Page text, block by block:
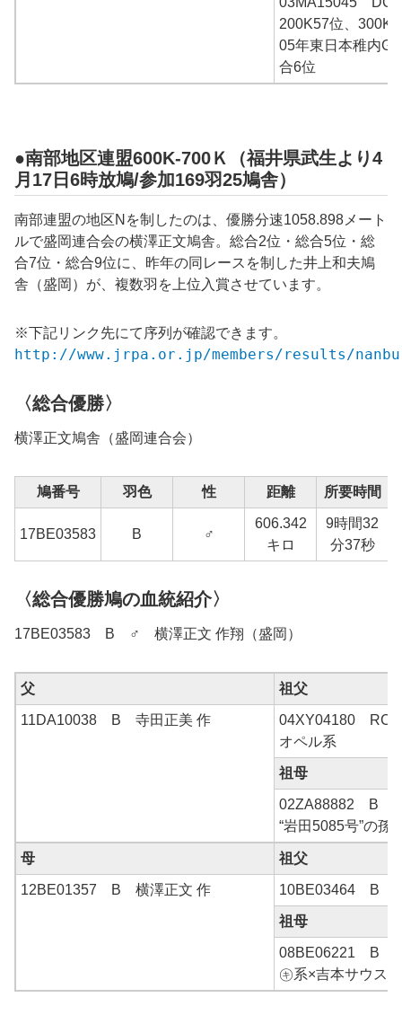
200K57位、
05年東日本稚内
合6位
●南部地区連盟600K-700Ｋ（福井県武生より4
月17日6時放鳩/参加169羽25鳩舎）
南部連盟の地区Nを制したのは、優勝分速1058.898メート
ルで盛岡連合会の横澤正文鳩舎。総合2位・総合5位・総
合7位・総合9位に、昨年の同レースを制した井上和夫鳩
舎（盛岡）が、複数羽を上位入賞させています。
※下記リンク先にて序列が確認できます。
http://www.jrpa.or.jp/members/results/
〈総合優勝〉
横澤正文鳩舎（盛岡連合会）
鳩番号 羽色 性 距離 所要時間
17BE03583 B ♂
606.342
キロ
9時間32
分37秒
〈総合優勝鳩の血統紹介〉
17BE03583 B ♂ 横澤正文 作翔（盛岡）
父 祖父
11DA10038 B 寺田正美 作
04XY04180 RC
オペル系
祖母
02ZA88882 B
“岩田5085号”の孫
母 祖父
12BE01357 B 横澤正文 作 10BE03464 B
祖母
08BE06221 B
㋖系×吉本サウス